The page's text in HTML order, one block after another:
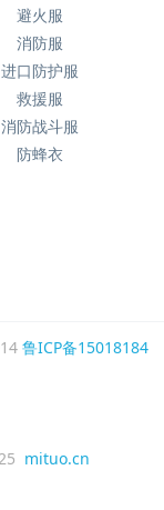
避火服
消防服
进口防护服
救援服
消防战斗服
防蜂衣
鲁ICP备15018184
mituo.cn